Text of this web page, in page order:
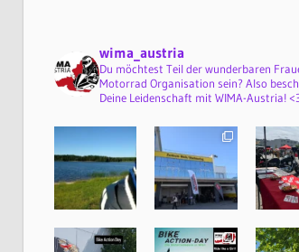
wima_austria
Du möchtest Teil der wunderbaren
Motorrad Organisation sein? Also
Deine Leidenschaft mit WIMA-Austria!